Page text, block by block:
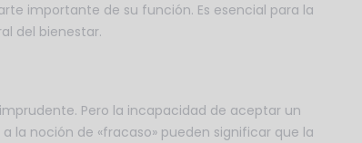
importante de su función. Es esencial para la
del bienestar.
Pero la incapacidad de aceptar un
la noción de «fracaso» pueden significar que la